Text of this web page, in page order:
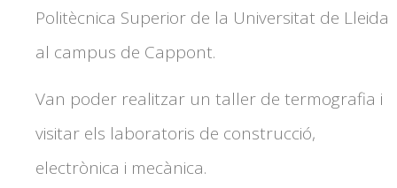
Politècnica Superior de la Universitat de Lleida
al campus de Cappont.
Van poder realitzar un taller de termografia i
visitar els laboratoris de construcció,
electrònica i mecànica.